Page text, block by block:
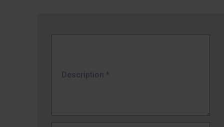
Description *